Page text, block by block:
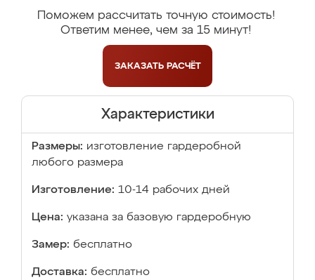
Поможем рассчитать точную стоимость!
Ответим менее, чем за 15 минут!
ЗАКАЗАТЬ РАСЧЁТ
Характеристики
Размеры: изготовление гардеробной
любого размера
Изготовление: 10-14 рабочих дней
Цена: указана за базовую гардеробную
Замер: бесплатно
Доставка: бесплатно